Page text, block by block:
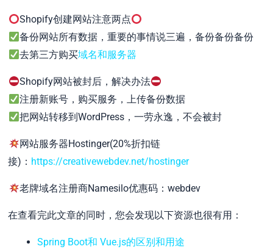
Shopify创建网站注意两点
备份网站所有数据，重要的事情说三遍，备份备份备份
去第三方购买域名和服务器
Shopify网站被封后，解决办法
注册新账号，购买服务，上传备份数据
把网站转移到WordPress，一劳永逸，不会被封
网站服务器Hostinger(20%折扣链
接)： https://creativewebdev.net/hostinger
老牌域名注册商Namesilo优惠码：webdev
在查看完此文章的同时，您会发现以下资源也很有用：
Spring Boot和 Vue.js的区别和用途